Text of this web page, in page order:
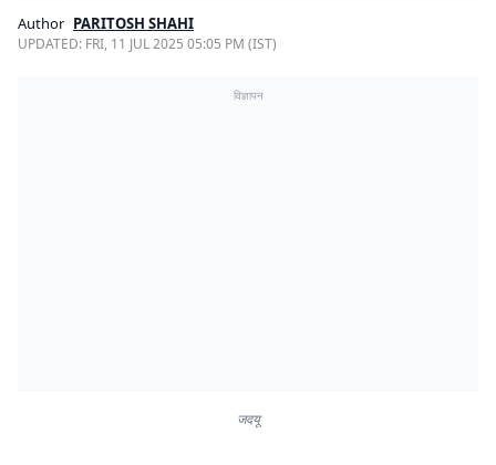
Author PARITOSH SHAHI
UPDATED: FRI, 11 JUL 2025 05:05 PM (IST)
विज्ञापन
जदयू